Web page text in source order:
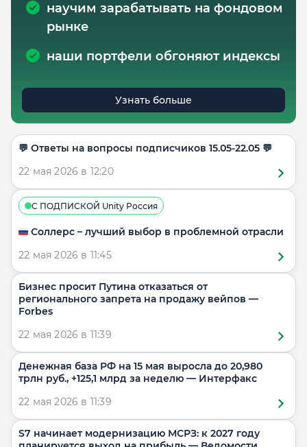
научим зарабатывать на фондовом
рынке
наши портфели обгоняют индексы
Узнать больше
​​💬 Ответы на вопросы подписчиков 15.05-22.05 💬
22 мая 2026 в 12:20
С ПОДПИСКОЙ Unity Россия
🇷🇺 Соллерс – лучший выбор в проблемной отрасли
22 мая 2026 в 11:45
Бизнес просит Путина отказаться от
регионального запрета на продажу вейпов —
Forbes
22 мая 2026 в 11:39
Денежная база РФ на 15 мая выросла до 20,980
трлн руб., +125,1 млрд за неделю — Интерфакс
22 мая 2026 в 11:39
S7 начинает модернизацию МСРЗ: к 2027 году